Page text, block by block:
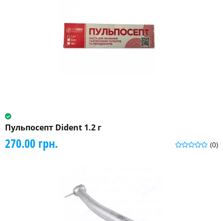
Пульпосепт Dident 1.2 г
(0)
270.00 грн.